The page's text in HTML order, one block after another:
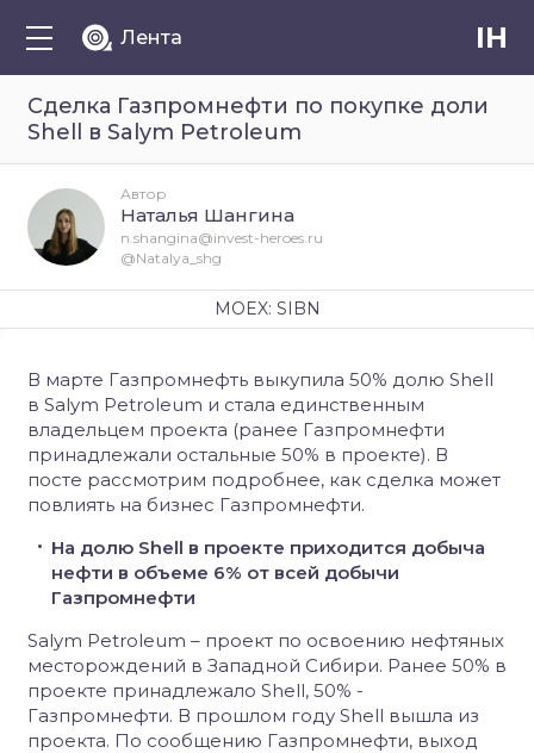
Лента IH
Сделка Газпромнефти по покупке доли
Shell в Salym Petroleum
В марте Газпромнефть выкупила 50% долю Shell
в Salym Petroleum и стала единственным
владельцем проекта (ранее Газпромнефти
принадлежали остальные 50% в проекте). В
посте рассмотрим подробнее, как сделка может
повлиять на бизнес Газпромнефти.
На долю Shell в проекте приходится добыча
нефти в объеме 6% от всей добычи
Газпромнефти
Salym Petroleum – проект по освоению нефтяных
месторождений в Западной Сибири. Ранее 50% в
проекте принадлежало Shell, 50% -
Газпромнефти. В прошлом году Shell вышла из
проекта. По сообщению Газпромнефти, выход
Автор
Наталья Шангина
n.shangina@invest-heroes.ru
@Natalya_shg
MOEX: SIBN